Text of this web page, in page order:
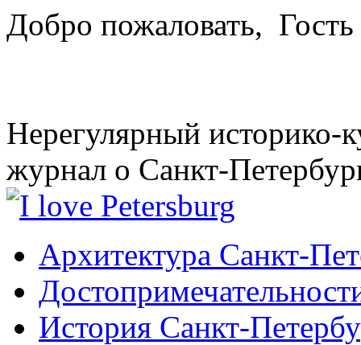
Добро пожаловать, Гость
Нерегулярный историко-
журнал о Санкт-
Архитектура Санкт-
История Санкт-